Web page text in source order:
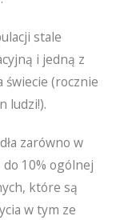
stale
i jedną z
świecie (rocznie
ludzi!).
zarówno w
10% ogólnej
które są
w tym ze